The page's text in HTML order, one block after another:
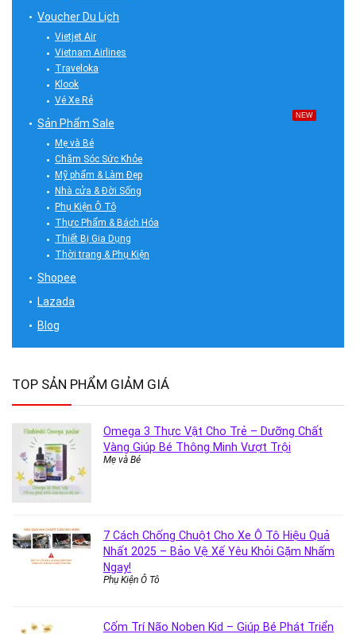
Voucher Du Lịch
Vietjet Air
Vietnam Airlines
Traveloka
Klook
Vé Xe Rẻ
Sản Phẩm Sale
NEW
Mẹ và Bé
Chăm Sóc Sức Khỏe
Mỹ phẩm & Làm Đẹp
Nhà cửa & Đời Sống
Phụ Kiện Ô Tô
Thực Phẩm & Bách Hóa
Thiết Bị Gia Dụng
Thời trang & Phụ Kiện
Shopee
Lazada
Blog
TOP SẢN PHẨM GIẢM GIÁ
Omega 3 Thực Vật Cho Trẻ – Dưỡng Chất
Vàng Giúp Bé Thông Minh Vượt Trội
Mẹ và Bé
7 Cách Chống Chuột Cho Xe Ô Tô Hiệu Quả
Nhất 2025 – Bảo Vệ Xế Yêu Khỏi Gặm Nhấm
Ngay!
Phụ Kiện Ô Tô
Cốm Trí Não Noben Kid – Giúp Bé Phát Triển